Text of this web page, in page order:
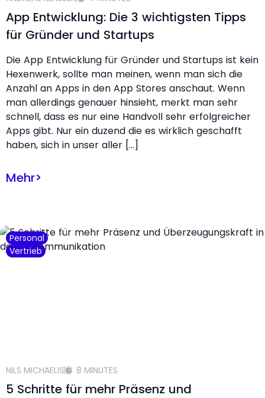
App Entwicklung: Die 3 wichtigsten Tipps
für Gründer und Startups
Die App Entwicklung für Gründer und Startups ist kein
Hexenwerk, sollte man meinen, wenn man sich die
Anzahl an Apps in den App Stores anschaut. Wenn
man allerdings genauer hinsieht, merkt man sehr
schnell, dass es nur eine Handvoll sehr erfolgreicher
Apps gibt. Nur ein duzend die es wirklich geschafft
haben, sich in unser aller […]
Mehr>
Personal
Vertrieb
NILS MICHAELIS 8 MINUTES
5 Schritte für mehr Präsenz und